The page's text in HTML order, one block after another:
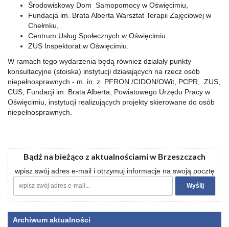
Środowiskowy Dom Samopomocy w Oświęcimiu,
Fundacja im. Brata Alberta Warsztat Terapii Zajęciowej w
Chełmku,
Centrum Usług Społecznych w Oświęcimiu
ZUS Inspektorat w Oświęcimiu.
W ramach tego wydarzenia będą również działały punkty
konsultacyjne (stoiska) instytucji działających na rzecz osób
niepełnosprawnych - m. in. z PFRON /CIDON/OWit, PCPR, ZUS,
CUS, Fundacji im. Brata Alberta, Powiatowego Urzędu Pracy w
Oświęcimiu, instytucji realizujących projekty skierowane do osób
niepełnosprawnych.
Bądź na bieżąco z aktualnościami w Brzeszczach
wpisz swój adres e-mail i otrzymuj informacje na swoją pocztę
Archiwum aktualności